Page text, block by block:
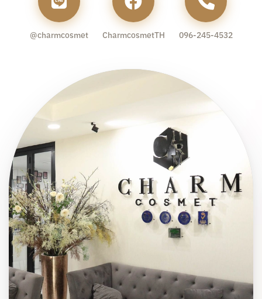
@charmcosmet CharmcosmetTH 096-245-4532